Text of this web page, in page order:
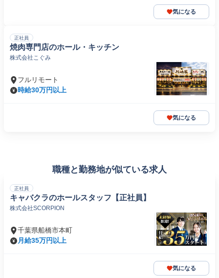
気になる
正社員
焼肉専門店のホール・キッチン
株式会社こぐみ
フルリモート
時給30万円以上
気になる
職種と勤務地が似ている求人
正社員
キャバクラのホールスタッフ【正社員】
株式会社SCORPION
千葉県船橋市本町
月給35万円以上
気になる